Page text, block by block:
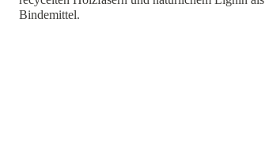
Bindemittel.